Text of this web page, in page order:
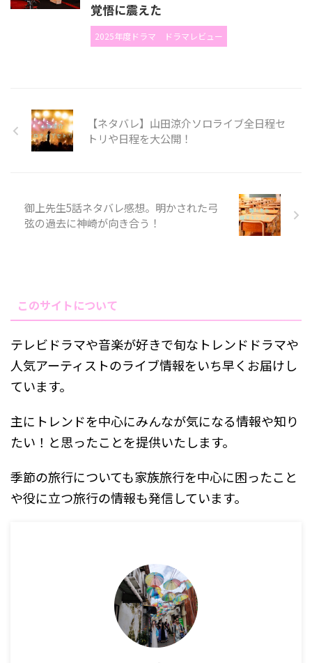
覚悟に震えた
2025年度ドラマ ドラマレビュー
【ネタバレ】山田涼介ソロライブ全日程セ
トリや日程を大公開！
御上先生5話ネタバレ感想。明かされた弓
弦の過去に神崎が向き合う！
このサイトについて
テレビドラマや音楽が好きで旬なトレンドドラマや
人気アーティストのライブ情報をいち早くお届けし
ています。
主にトレンドを中心にみんなが気になる情報や知り
たい！と思ったことを提供いたします。
季節の旅行についても家族旅行を中心に困ったこと
や役に立つ旅行の情報も発信しています。